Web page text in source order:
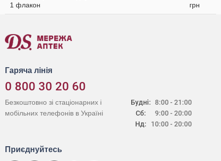
1 флакон
грн
Гаряча лінія
0 800 30 20 60
Будні:
Сб:
Нд:
8:00 - 21:00
9:00 - 20:00
10:00 - 20:00
Безкоштовно зі стаціонарних і
мобільних телефонів в Україні
Приєднуйтесь